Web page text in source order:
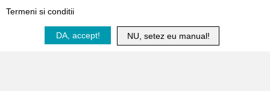
Termeni si conditii
DA, accept! NU, setez eu manual!